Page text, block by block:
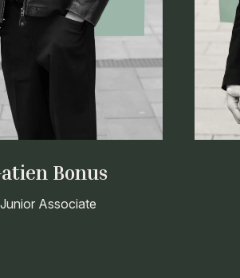
Bonus
Junior Associate